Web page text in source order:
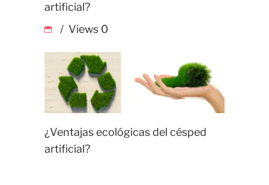
artificial?
Views 0
¿Ventajas ecológicas del césped
artificial?